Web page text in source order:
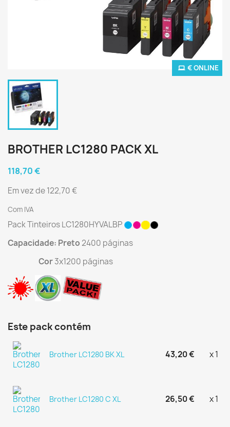
€ ONLINE
BROTHER LC1280 PACK XL
118,70 €
Em vez de 122,70 €
Com IVA
Pack Tinteiros LC1280HYVALBP
Capacidade: Preto2400 páginas
Cor3x1200 páginas
Este pack contém
Brother LC1280 BK XL 43,20 € x 1
Brother LC1280 C XL 26,50 € x 1